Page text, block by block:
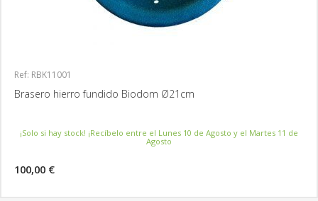
Ref: RBK11001
Brasero hierro fundido Biodom Ø21cm
¡Solo si hay stock! ¡Recíbelo entre el Lunes 10 de Agosto y el Martes 11 de
Agosto
100,00 €